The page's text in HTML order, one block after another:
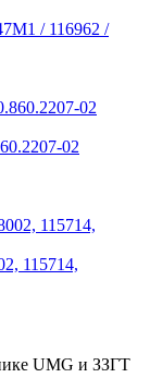
/ 116962 /
02
115714,
UMG и ЗЗГТ